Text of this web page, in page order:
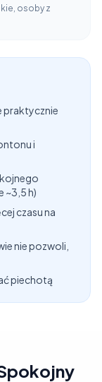
osoby z
praktycznie
i
~3,5 h)
czasu na
nie pozwoli,
piechotą